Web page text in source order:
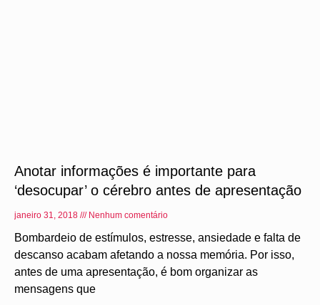
Anotar informações é importante para
‘desocupar’ o cérebro antes de apresentação
janeiro 31, 2018 Nenhum comentário
Bombardeio de estímulos, estresse, ansiedade e falta de
descanso acabam afetando a nossa memória. Por isso,
antes de uma apresentação, é bom organizar as
mensagens que